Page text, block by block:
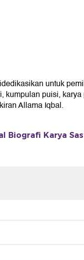
untuk
puisi,
Allama Iqbal.
Biografi Karya